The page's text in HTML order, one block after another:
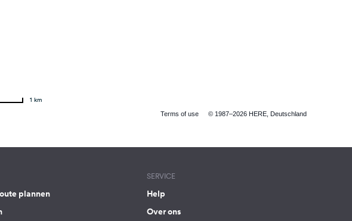
Terms of use © 1987–2026 HERE, Deutschland
1 km
plannen
SERVICE
Help
Over ons